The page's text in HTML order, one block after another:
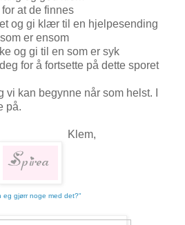
for at de finnes
og gi klær til en hjelpesending
er ensom
og gi til en som er syk
for å fortsette på dette sporet
kan begynne når som helst. I
på.
eg gjørr noge med det?"